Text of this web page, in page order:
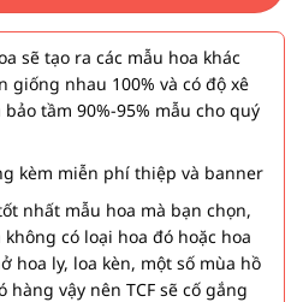
sẽ tạo ra các mẫu hoa khác
giống nhau 100% và có độ xê
tầm 90%-95% mẫu cho quý
kèm miễn phí thiệp và banner
nhất mẫu hoa mà bạn chọn,
có loại hoa đó hoặc hoa
hoa ly, loa kèn, một số mùa hồ
vậy nên TCF sẽ cố gắng